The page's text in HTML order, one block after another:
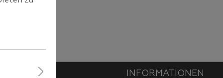
INFORMATIONEN